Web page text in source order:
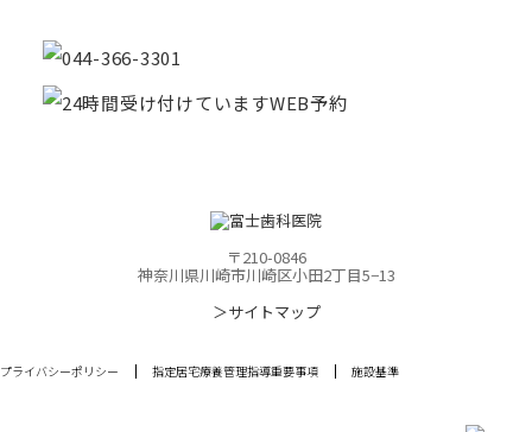
〒210-0846
神奈川県川崎市川崎区小田2丁目5−13
＞サイトマップ
プライバシーポリシー 指定居宅療養管理指導重要事項 施設基準